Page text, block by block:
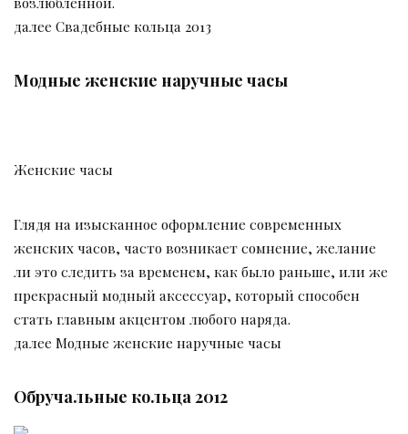
далее Свадебные кольца 2013
Модные женские наручные часы
Женские часы
Глядя на изысканное оформление современных
женских часов, часто возникает сомнение, желание
ли это следить за временем, как было раньше, или же
прекрасный модный аксессуар, который способен
стать главным акцентом любого наряда.
далее Модные женские наручные часы
Обручальные кольца 2012